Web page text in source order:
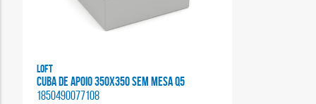
Loft
CUBA DE APOIO 350X350 SEM MESA Q5
1850490077108